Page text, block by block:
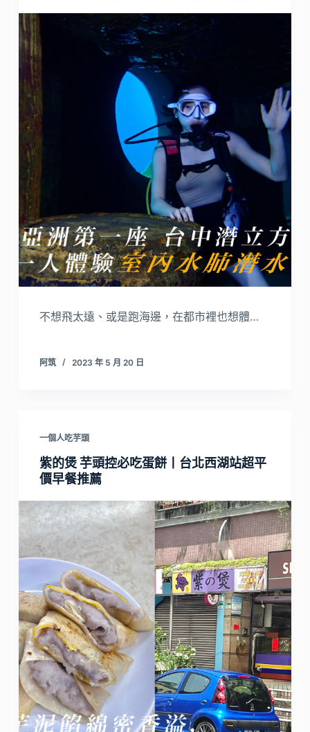
不想飛太遠、或是跑海邊，在都市裡也想體…
阿筑 2023 年 5 月 20 日
一個人吃芋頭
紫的煲 芋頭控必吃蛋餅丨台北西湖站超平
價早餐推薦